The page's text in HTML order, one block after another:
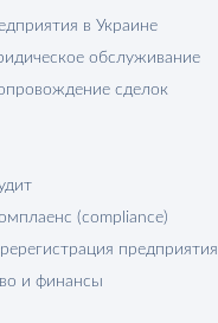
в Украине
обслуживание
сделок
(compliance)
предприятия
и финансы